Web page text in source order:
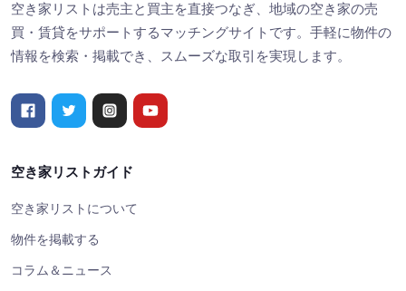
空き家リストは売主と買主を直接つなぎ、地域の空き家の売
買・賃貸をサポートするマッチングサイトです。手軽に物件の
情報を検索・掲載でき、スムーズな取引を実現します。
空き家リストガイド
空き家リストについて
物件を掲載する
コラム＆ニュース